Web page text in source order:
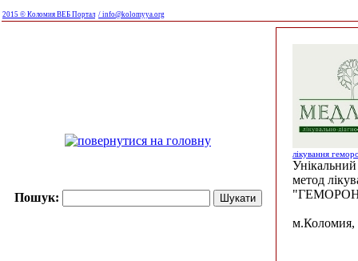
2015 © Коломия ВЕБ Портал / info@kolomyya.org
Пошук:
лікування
Унікальний
метод
м.Коломия,